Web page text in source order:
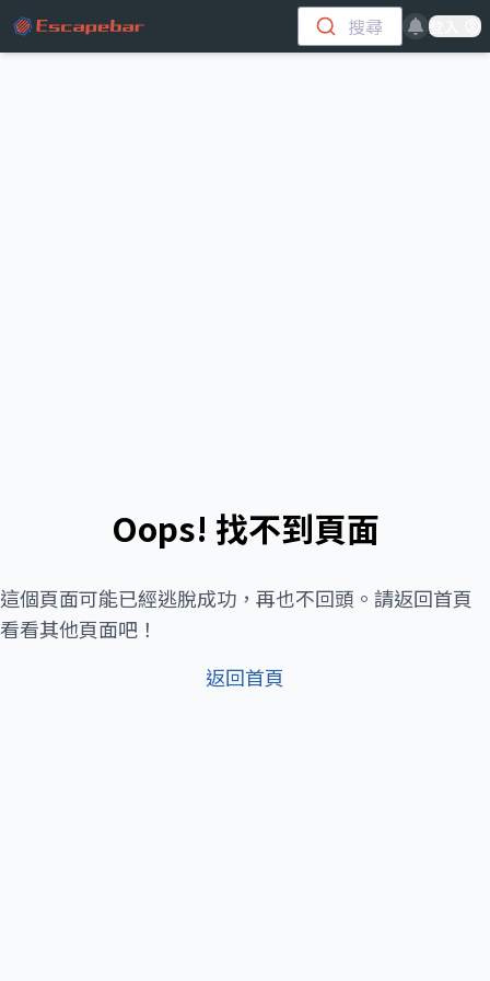
跳至主要內容
搜尋 登入
Oops! 找不到頁面
這個頁面可能已經逃脫成功，再也不回頭。請返回首頁
看看其他頁面吧！
返回首頁